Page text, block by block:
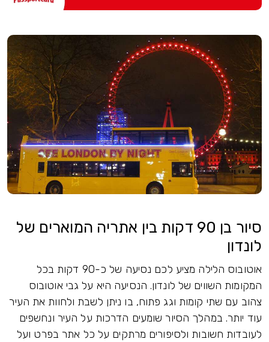
סיור בן 90 דקות בין אתריה המוארים של
לונדון
אוטובוס הלילה מציע לכם נסיעה של כ-90 דקות בכל
המקומות השווים של לונדון. הנסיעה היא על גבי אוטובוס
צהוב עם שתי קומות וגג פתוח, בו ניתן לשבת ולחוות את העיר
עוד יותר. במהלך הסיור שומעים הדרכות על העיר ונחשפים
לעובדות חשובות ולסיפורים מרתקים על כל אתר בפרט ועל